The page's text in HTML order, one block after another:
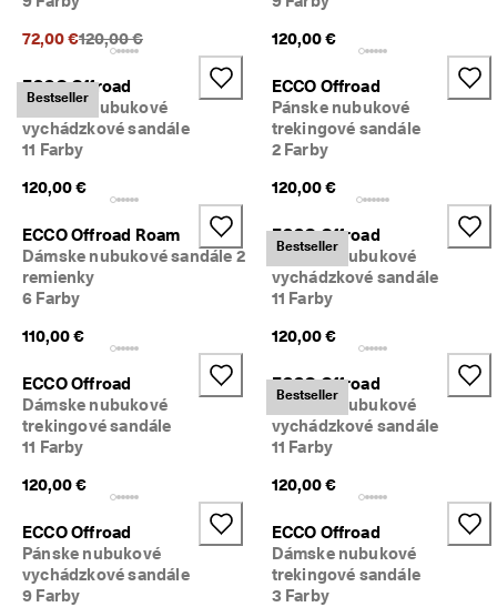
72,00 €Predchádzajúca cena {{price}}:
120,00 €
120,00 €
Bestseller
ECCO Offroad
Dámske nubukové
vychádzkové sandále
11 Farby
120,00 €
ECCO Offroad
Pánske nubukové
trekingové sandále
2 Farby
120,00 €
ECCO Offroad Roam
Dámske nubukové sandále 2
remienky
6 Farby
110,00 €
Bestseller
ECCO Offroad
Dámske nubukové
vychádzkové sandále
11 Farby
120,00 €
ECCO Offroad
Dámske nubukové
trekingové sandále
11 Farby
120,00 €
Bestseller
ECCO Offroad
Dámske nubukové
vychádzkové sandále
11 Farby
120,00 €
ECCO Offroad
Pánske nubukové
vychádzkové sandále
9 Farby
ECCO Offroad
Dámske nubukové
trekingové sandále
3 Farby